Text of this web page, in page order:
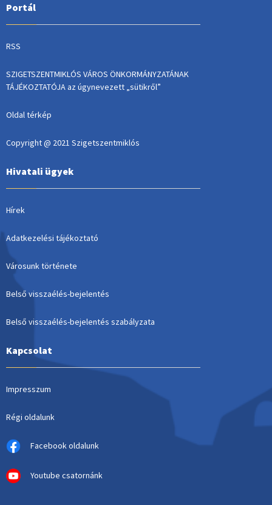
Portál
RSS
SZIGETSZENTMIKLÓS VÁROS ÖNKORMÁNYZATÁNAK
TÁJÉKOZTATÓJA az úgynevezett „sütikről”
Oldal térkép
Copyright @ 2021 Szigetszentmiklós
Hivatali ügyek
Hírek
Adatkezelési tájékoztató
Városunk története
Belső visszaélés-bejelentés
Belső visszaélés-bejelentés szabályzata
Kapcsolat
Impresszum
Régi oldalunk
Facebook oldalunk
Youtube csatornánk